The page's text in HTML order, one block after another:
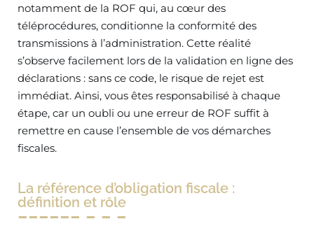
notamment de la ROF qui, au cœur des
téléprocédures, conditionne la conformité des
transmissions à l’administration. Cette réalité
s’observe facilement lors de la validation en ligne des
déclarations : sans ce code, le risque de rejet est
immédiat. Ainsi, vous êtes responsabilisé à chaque
étape, car un oubli ou une erreur de ROF suffit à
remettre en cause l’ensemble de vos démarches
fiscales.
La référence d’obligation fiscale :
définition et rôle